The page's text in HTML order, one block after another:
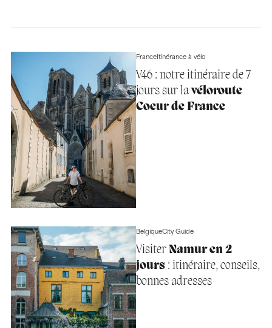
FranceItinérance à vélo
V46 : notre itinéraire de 7
jours sur lavéloroute
Coeur de France
BelgiqueCity Guide
Visiter Namur en 2
jours: itinéraire, conseils,
bonnes adresses